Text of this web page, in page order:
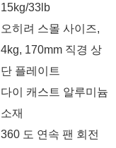
15kg/33lb
오히려 스몰 사이즈,
4kg, 170mm 직경 상
단 플레이트
다이 캐스트 알루미늄
소재
360 도 연속 팬 회전